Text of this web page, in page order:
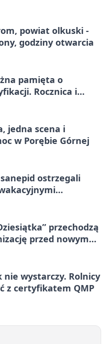
powiat olkuski -
godziny otwarcia
pamięta o
Rocznica i
jedna scena i
w Porębie Górnej
ostrzegali
przechodzą
przed nowym
nie wystarczy. Rolnicy
z certyfikatem QMP